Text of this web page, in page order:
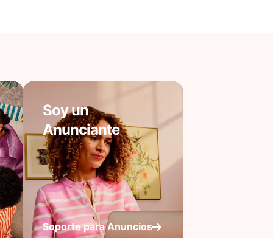
Soy un
Anunciante
Soporte para Anuncios